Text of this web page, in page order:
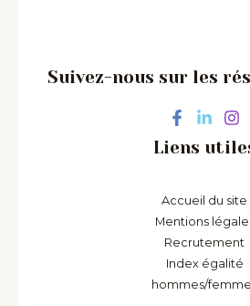
Suivez-nous sur les
Liens
Accueil du site
Mentions
Recrutement
Index égalité
hommes/